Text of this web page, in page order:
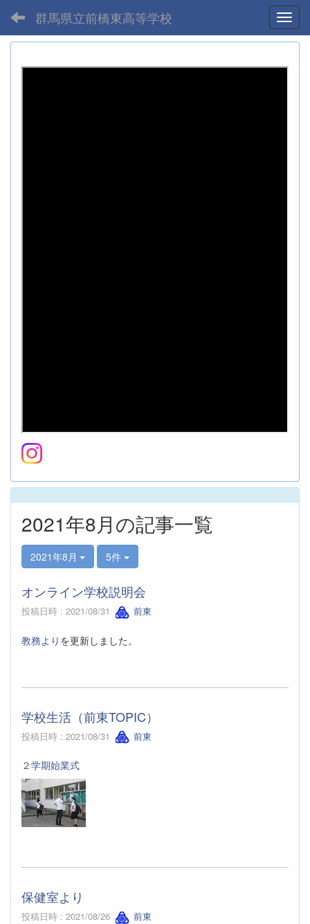
群馬県立前橋東高等学校
2021年8月の記事一覧
2021年8月 5件
オンライン学校説明会
投稿日時 : 2021/08/31 前東
教務より を更新しました。
学校生活（前東TOPIC）
投稿日時 : 2021/08/31 前東
２学期始業式
保健室より
投稿日時 : 2021/08/26 前東